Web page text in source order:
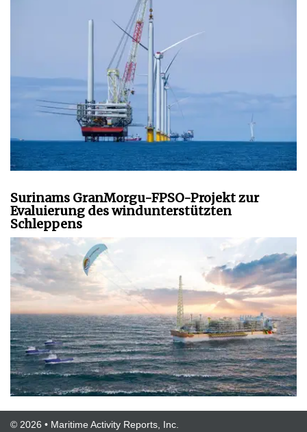
Surinams GranMorgu-FPSO-Projekt zur
Evaluierung des windunterstützten
Schleppens
© 2026 • Maritime Activity Reports, Inc.